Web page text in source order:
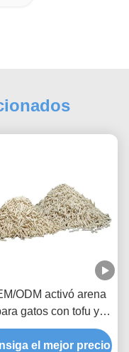
ODM activó arena
gatos con tofu y
carbón, fórmula
avanzada,
el mejor precio